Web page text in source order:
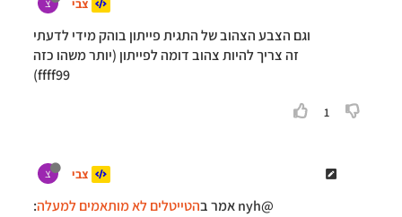
צ צבי
וגם הצבע הצהוב של התגית פייתון בוהק מידי לדעתי
זה צריך להיות צהוב דומה לפייתון (יותר משהו כזה
ffff99)
1
צ צבי
@nyh אמר ב הטייטלים לא מותאמים למעלה: